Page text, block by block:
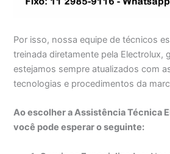
Por isso, nossa equipe de técnicos
treinada diretamente pela Electrolux,
estejamos sempre atualizados com
tecnologias e procedimentos da
Ao escolher a Assistência Técnica
você pode esperar o seguinte: